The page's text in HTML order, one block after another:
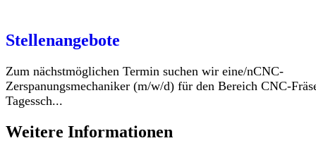
Stellenangebote
Zum nächstmöglichen Termin suchen wir eine/nCNC-
Zerspanungsmechaniker (m/w/d) für den Bereich CNC-
Tagessch...
Weitere Informationen